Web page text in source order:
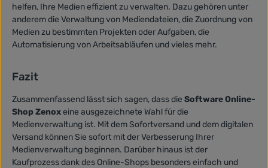
helfen, Ihre Medien effizient zu verwalten. Dazu gehören unter
anderem die Verwaltung von Mediendateien, die Zuordnung von
Medien zu bestimmten Projekten oder Aufgaben, die
Automatisierung von Arbeitsabläufen und vieles mehr.
Fazit
Zusammenfassend lässt sich sagen, dass die Software Online-
Shop Zenoxeine ausgezeichnete Wahl für die
Medienverwaltung ist. Mit dem Sofortversand und dem digitalen
Versand können Sie sofort mit der Verbesserung Ihrer
Medienverwaltung beginnen. Darüber hinaus ist der
Kaufprozess dank des Online-Shops besonders einfach und